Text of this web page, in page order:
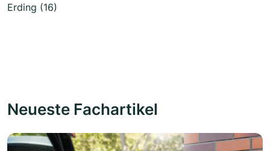
Erding (16)
Neueste Fachartikel